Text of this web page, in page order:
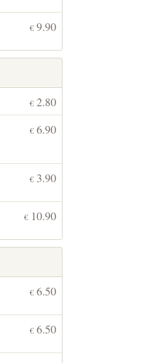
€ 9.90
€ 2.80
€ 6.90
€ 3.90
€ 10.90
€ 6.50
€ 6.50